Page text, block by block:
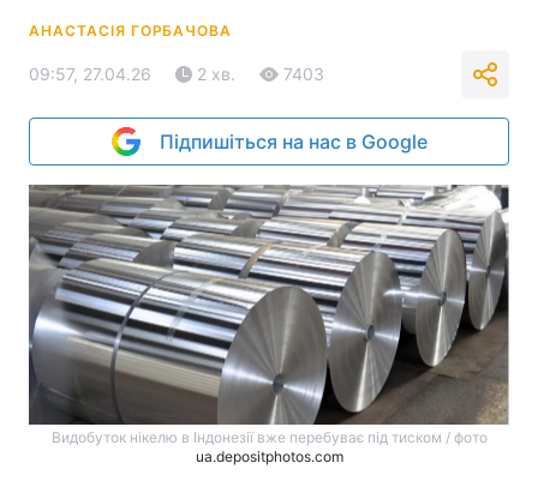
АНАСТАСІЯ ГОРБАЧОВА
09:57, 27.04.26 2 хв. 7403
Підпишіться на нас в Google
Видобуток нікелю в Індонезії вже перебуває під тиском / фото
ua.depositphotos.com